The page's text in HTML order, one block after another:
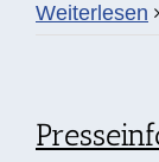
Weiterlesen